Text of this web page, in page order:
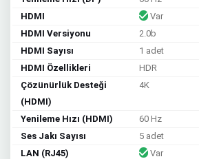
HDMI
Var
HDMI Versiyonu
2.0b
HDMI Sayısı
1 adet
HDMI Özellikleri
HDR
Çözünürlük Desteği
(HDMI)
4K
Yenileme Hızı (HDMI)
60 Hz
Ses Jakı Sayısı
5 adet
LAN (RJ45)
Var